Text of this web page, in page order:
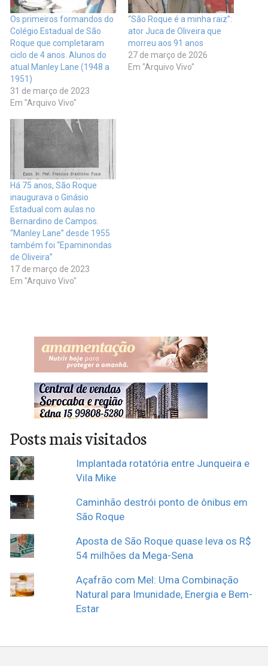
Os primeiros formandos do
Colégio Estadual de São
Roque que completaram
ciclo de 4 anos. Alunos do
atual Manley Lane (1948 a
1951)
31 de março de 2023
Em "Arquivo Vivo"
“São Roque é a minha raiz”:
ator Juca de Oliveira que
morreu aos 91 anos
27 de março de 2026
Em "Arquivo Vivo"
Há 75 anos, São Roque
inaugurava o Ginásio
Estadual com aulas no
Bernardino de Campos.
“Manley Lane” desde 1955
também foi “Epaminondas
de Oliveira”
17 de março de 2023
Em "Arquivo Vivo"
Posts mais visitados
Implantada rotatória entre Junqueira e
Vila Mike
Caminhão destrói ponto de ônibus em
São Roque
Aposta de São Roque quase leva os R$
54 milhões da Mega-Sena
Açafrão com Mel: Uma Combinação
Natural para Imunidade, Energia e Bem-
Estar